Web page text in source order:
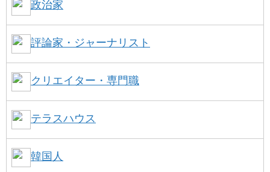
政治家
評論家・ジャーナリスト
クリエイター・専門職
テラスハウス
韓国人